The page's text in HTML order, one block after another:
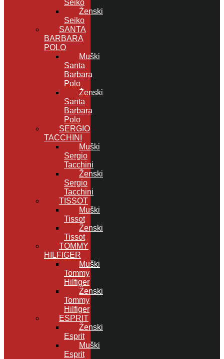
Seiko
Ženski
Seiko
SANTA
BARBARA
POLO
Muški
Santa
Barbara
Polo
Ženski
Santa
Barbara
Polo
SERGIO
TACCHINI
Muški
Sergio
Tacchini
Ženski
Sergio
Tacchini
TISSOT
Muški
Tissot
Ženski
Tissot
TOMMY
HILFIGER
Muški
Tommy
Hilfiger
Ženski
Tommy
Hilfiger
ESPRIT
Ženski
Esprit
Muški
Esprit